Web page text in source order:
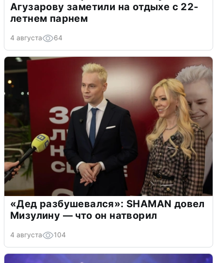
Агузарову заметили на отдыхе с 22-
летнем парнем
4 августа 64
«Дед разбушевался»: SHAMAN довел
Мизулину — что он натворил
4 августа 104